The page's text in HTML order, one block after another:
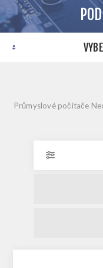
Průmyslové počítače